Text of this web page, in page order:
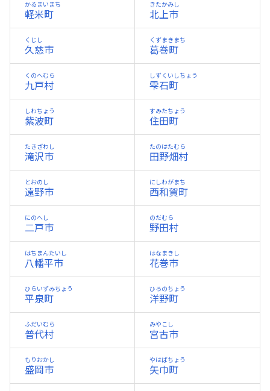
軽米町
かるまいまち
北上市
きたかみし
久慈市
くじし
葛巻町
くずまきまち
九戸村
くのへむら
雫石町
しずくいしちょう
紫波町
しわちょう
住田町
すみたちょう
滝沢市
たきざわし
田野畑村
たのはたむら
遠野市
とおのし
西和賀町
にしわがまち
二戸市
にのへし
野田村
のだむら
八幡平市
はちまんたいし
花巻市
はなまきし
平泉町
ひらいずみちょう
洋野町
ひろのちょう
普代村
ふだいむら
宮古市
みやこし
盛岡市
もりおかし
矢巾町
やはばちょう